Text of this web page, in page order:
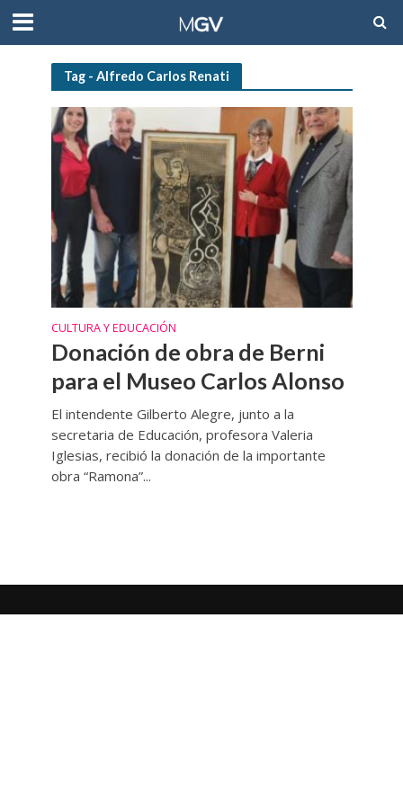
Tag - Alfredo Carlos Renati
CULTURA Y EDUCACIÓN
Donación de obra de Berni
para el Museo Carlos Alonso
El intendente Gilberto Alegre, junto a la
secretaria de Educación, profesora Valeria
Iglesias, recibió la donación de la importante
obra “Ramona”...